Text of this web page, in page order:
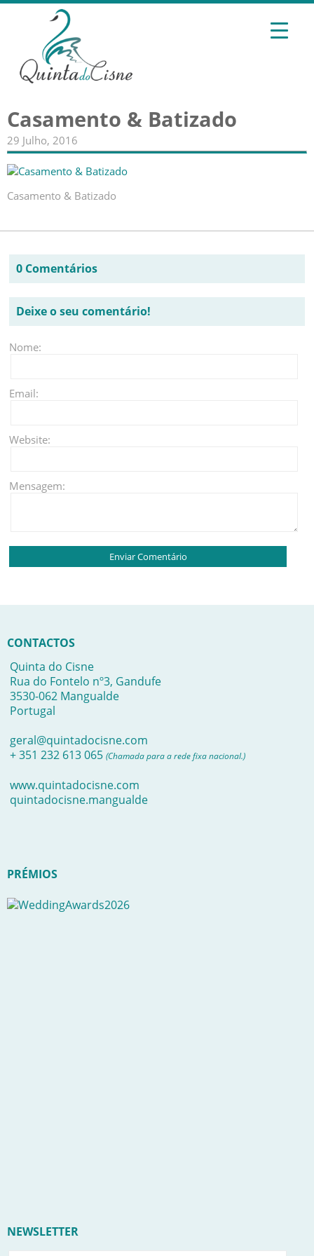
Casamento & Batizado
29 Julho, 2016
Casamento & Batizado
0 Comentários
Deixe o seu comentário!
Nome:
Email:
Website:
Mensagem:
CONTACTOS
Quinta do Cisne
Rua do Fontelo nº3, Gandufe
3530-062 Mangualde
Portugal
geral@quintadocisne.com
+ 351 232 613 065 (Chamada para a rede fixa nacional.)
www.quintadocisne.com
quintadocisne.mangualde
PRÉMIOS
NEWSLETTER